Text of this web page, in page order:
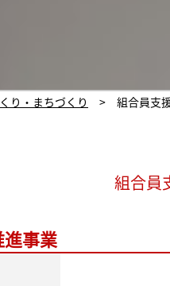
り・まちづくり > 組合員支
組合員
事業